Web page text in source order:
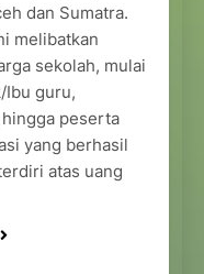
dan Sumatra.
melibatkan
sekolah, mulai
Ibu guru,
peserta
yang berhasil
atas uang